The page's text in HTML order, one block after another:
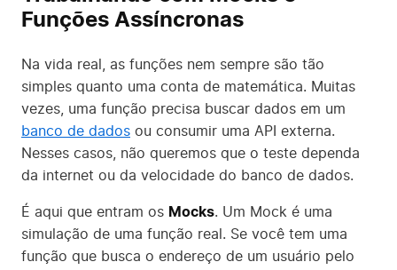
Funções Assíncronas
Na vida real, as funções nem sempre são tão
simples quanto uma conta de matemática. Muitas
vezes, uma função precisa buscar dados em um
banco de dados ou consumir uma API externa.
Nesses casos, não queremos que o teste dependa
da internet ou da velocidade do banco de dados.
É aqui que entram os Mocks. Um Mock é uma
simulação de uma função real. Se você tem uma
função que busca o endereço de um usuário pelo